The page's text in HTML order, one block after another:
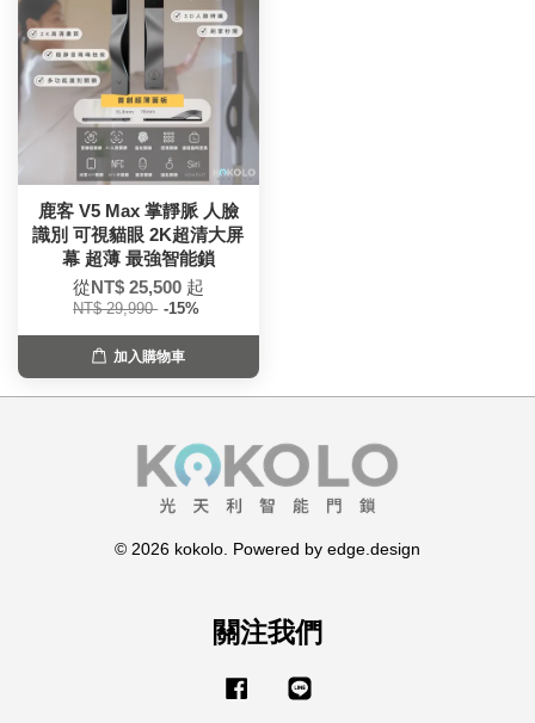
鹿客 V5 Max 掌靜脈 人臉
識別 可視貓眼 2K超清大屏
幕 超薄 最強智能鎖
從NT$ 25,500 起
NT$ 29,990 -15%
加入購物車
© 2026 kokolo. Powered by edge.design
關注我們
Facebook